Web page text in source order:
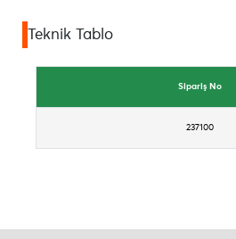
Teknik Tablo
Sipariş No
237100